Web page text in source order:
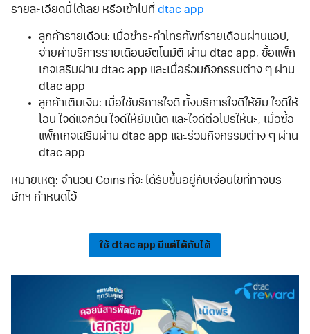
รายละเอียดนี้ได้เลย หรือเข้าไปที่ dtac app
ลูกค้ารายเดือน: เมื่อชำระค่าโทรศัพท์รายเดือนผ่านแอป,
จ่ายค่าบริการรายเดือนอัตโนมัติ ผ่าน dtac app, ซื้อแพ็ก
เกจเสริมผ่าน dtac app และเมื่อร่วมกิจกรรมต่าง ๆ ผ่าน
dtac app
ลูกค้าเติมเงิน: เมื่อใช้บริการใจดี ทั้งบริการใจดีให้ยืม ใจดีให้
โอน ใจดีแจกวัน ใจดีให้ยืมเน็ต และใจดีต่อโปรให้นะ, เมื่อซื้อ
แพ็กเกจเสริมผ่าน dtac app และร่วมกิจกรรมต่าง ๆ ผ่าน
dtac app
หมายเหตุ: จำนวน Coins ที่จะได้รับขึ้นอยู่กับเงื่อนไขที่ทางบริ
ษัทฯ กำหนดไว้
ใช้ dtac app มีแต่ได้กับได้